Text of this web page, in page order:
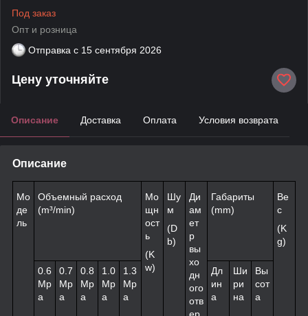
Под заказ
Опт и розница
Отправка с 15 сентября 2026
Цену уточняйте
Описание Доставка Оплата Условия возврата
Описание
Мо
де
ль
Объемный расход
(m³/min)
Мо
щн
ост
ь
(K
w)
Шу
м
(D
b)
Ди
ам
ет
р
вы
хо
дн
ого
отв
ер
Габариты
(mm)
Ве
с
(K
g)
0.6
Mp
a
0.7
Mp
a
0.8
Mp
a
1.0
Mp
a
1.3
Mp
a
Дл
ин
а
Ши
ри
на
Вы
сот
а